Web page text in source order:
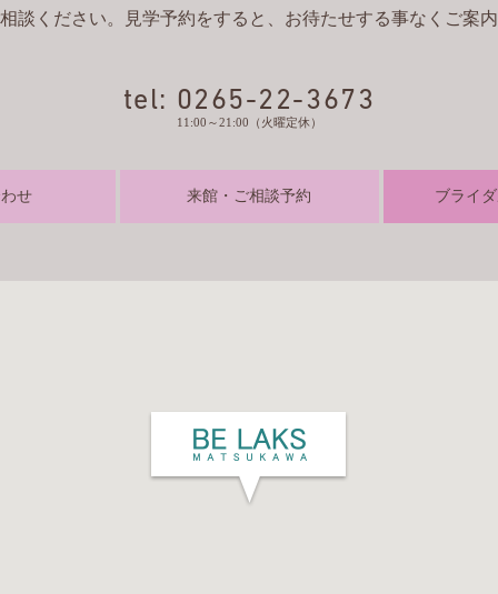
談ください。見学予約をすると、お待たせする事なくご案内
tel: 0265-22-3673
11:00～21:00（火曜定休）
せ 来館・ご相談予約 ブライ